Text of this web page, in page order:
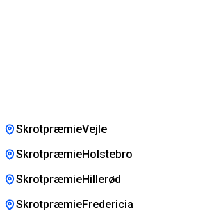
SkrotpræmieVejle
SkrotpræmieHolstebro
SkrotpræmieHillerød
SkrotpræmieFredericia